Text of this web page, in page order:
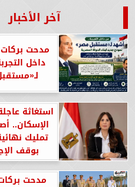
آخر الأخبار
مدحت
داخل
استغاثة
الإسكان..
تمليك
بوقف
مدحت